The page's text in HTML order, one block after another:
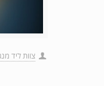
צוות ליד